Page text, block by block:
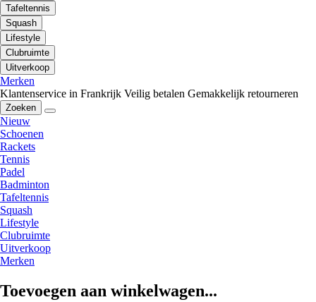
Tafeltennis
Squash
Lifestyle
Clubruimte
Uitverkoop
Merken
Klantenservice in Frankrijk Veilig betalen Gemakkelijk retourneren
Zoeken
Nieuw
Schoenen
Rackets
Tennis
Padel
Badminton
Tafeltennis
Squash
Lifestyle
Clubruimte
Uitverkoop
Merken
Toevoegen aan winkelwagen...